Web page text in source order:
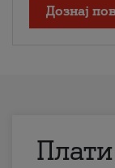
Дознај